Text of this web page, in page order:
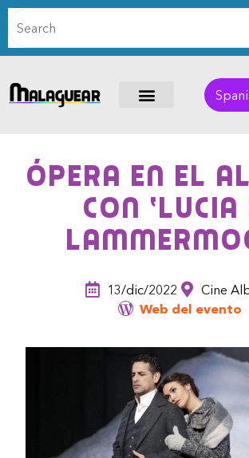
Ópera en el
con ‘Lucia
13/dic/2022
Cine
Web del evento